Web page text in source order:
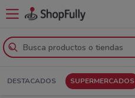
DESTACADOS SUPERMERCADOS